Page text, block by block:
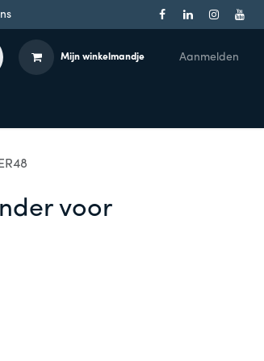
Mijn winkelmandje Aanmelden
voor